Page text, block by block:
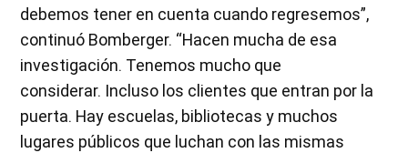
debemos tener en cuenta cuando regresemos”,
continuó Bomberger. “Hacen mucha de esa
investigación. Tenemos mucho que
considerar. Incluso los clientes que entran por la
puerta. Hay escuelas, bibliotecas y muchos
lugares públicos que luchan con las mismas